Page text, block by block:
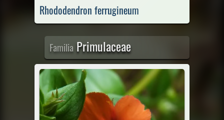
Rhododendron ferrugineum
Familia Primulaceae